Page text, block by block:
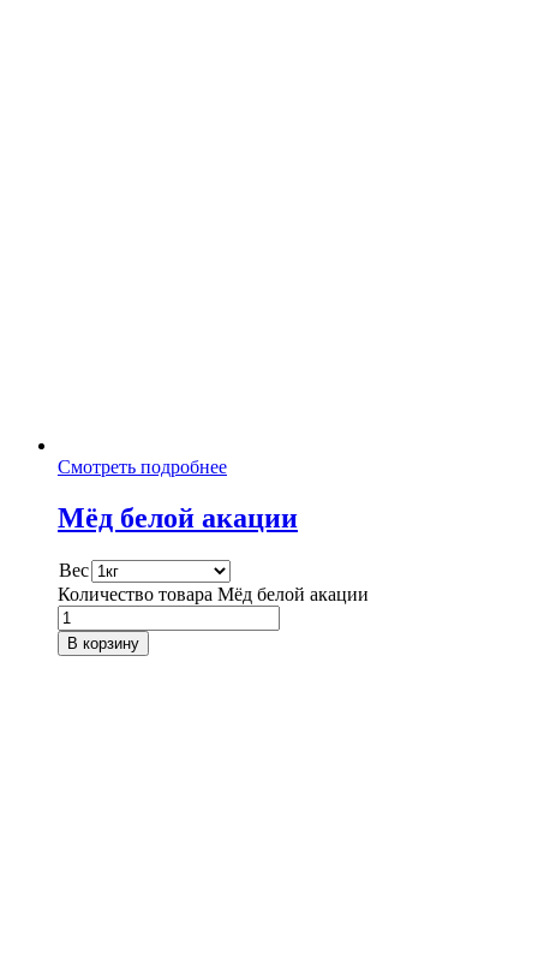
Смотреть подробнее
Мёд белой акации
Вес
Количество товара Мёд белой акации
В корзину